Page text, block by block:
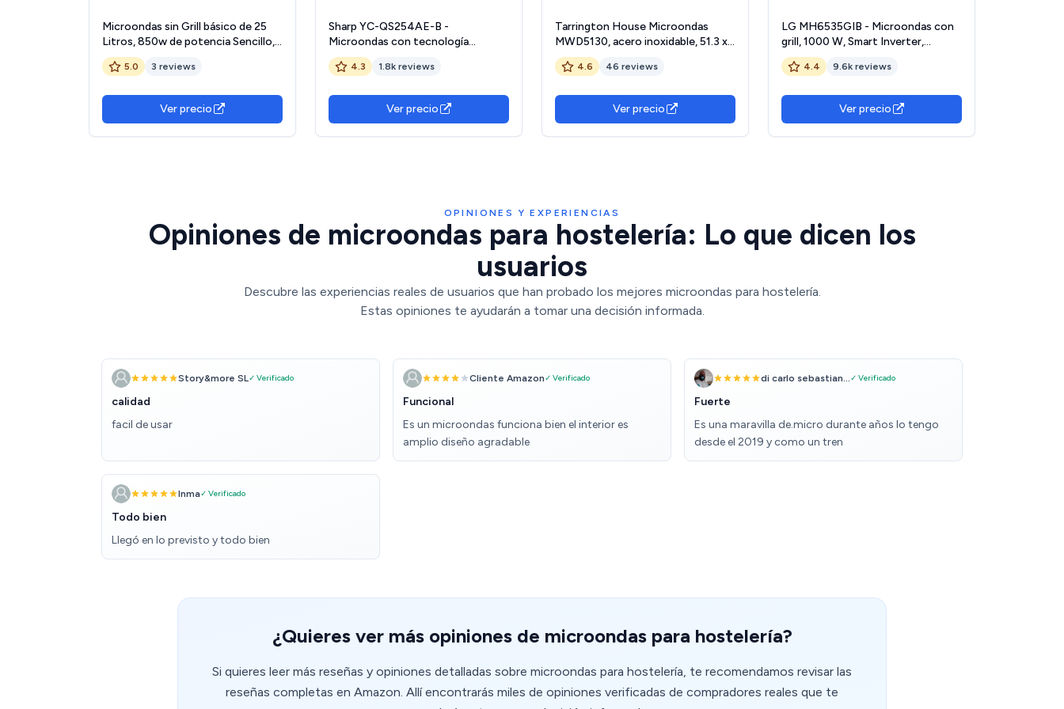
Microondas sin Grill básico de 25
Litros, 850w de potencia Sencillo,
temporizador 30min. 5 potencias y
descongelación. Fácil de usar
5.0 3 reviews
Ver precio
Sharp YC-QS254AE-B -
Microondas con tecnología
Flatbed (Sin plato giratorio) 900W,
25L, 10 niveles de potencia,
descongelación, seguridad para
niños, color negro
4.3 1.8k reviews
Ver precio
Tarrington House Microondas
MWD5130, acero inoxidable, 51.3 x
43.8 x 32.3 cm, 30L, 1000W, 8
programas, temporizador, plato
4.6 46 reviews
Ver precio
LG MH6535GIB - Microondas con
grill, 1000 W, Smart Inverter,
Display digital, Color Negro
Transparente, 1000 W, 25 l
4.4 9.6k reviews
Ver precio
OPINIONES Y EXPERIENCIAS
Opiniones de microondas para hostelería: Lo que dicen los
usuarios
Descubre las experiencias reales de usuarios que han probado los mejores microondas para hostelería.
Estas opiniones te ayudarán a tomar una decisión informada.
Story&more SL✓ Verificado
calidad
facil de usar
Cliente Amazon✓ Verificado
Funcional
Es un microondas funciona bien el interior es
amplio diseño agradable
di carlo sebastian... ✓ Verificado
Fuerte
Es una maravilla de.micro durante años lo tengo
desde el 2019 y como un tren
Inma✓ Verificado
Todo bien
Llegó en lo previsto y todo bien
¿Quieres ver más opiniones de microondas para hostelería?
Si quieres leer más reseñas y opiniones detalladas sobre microondas para hostelería, te recomendamos revisar las
reseñas completas en Amazon. Allí encontrarás miles de opiniones verificadas de compradores reales que te